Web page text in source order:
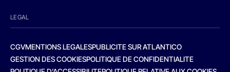
LEGAL
CGVMENTIONS LEGALESPUBLICITE SUR ATLANTICO
GESTION DES COOKIESPOLITIQUE DE CONFIDENTIALITE